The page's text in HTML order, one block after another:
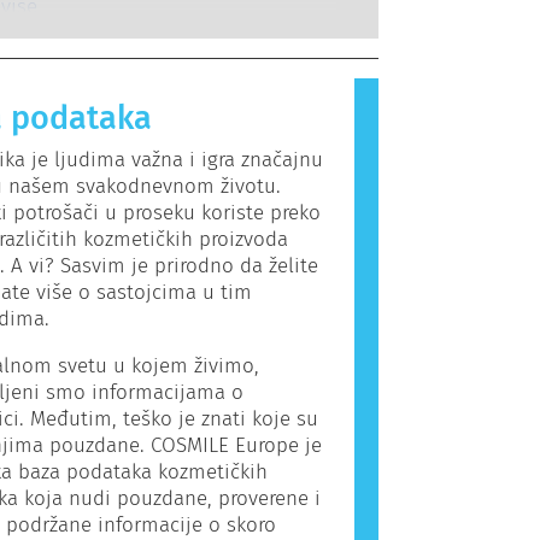
endokrine poremećaje.
na supstance koje su
za većinu ljudi. Supstanca koja
reakciju naziva se alergen.
proizvodi i proizvodi za ličnu negu
sastojke koji mogu biti
neke ljude. To ne znači da
bezbedan za druge ljude.
podataka
je ljudima važna i igra značajnu
našem svakodnevnom životu.
potrošači u proseku koriste preko
kozmetičkih proizvoda
A vi? Sasvim je prirodno da želite
više o sastojcima u tim
svetu u kojem živimo,
smo informacijama o
Međutim, teško je znati koje su
pouzdane. COSMILE Europe je
baza podataka kozmetičkih
koja nudi pouzdane, proverene i
podržane informacije o skoro